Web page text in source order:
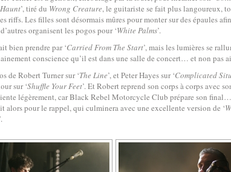
Haunt’, tiré du Wrong Creature, le guitariste se fait plus langoureux,
riffs. Les filles sont désormais mûres pour monter sur des épaules
organisent les pogos pour ‘White Palms’.
bien prendre par ‘Carried From The Start’, mais les lumières se
conscience qu’il est dans une salle de concert… et non pas
de Robert Turner sur ‘The Line’, et Peter Hayes sur ‘Complicated
sur ‘Shuffle Your Feet’. Et Robert reprend son corps à corps avec
légèrement, car Black Rebel Motorcycle Club prépare son
alors pour le rappel, qui culminera avec une excellente version de ‘
’.